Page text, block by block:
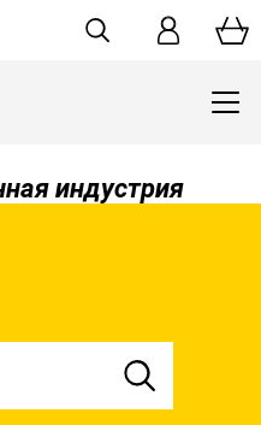
индустрия